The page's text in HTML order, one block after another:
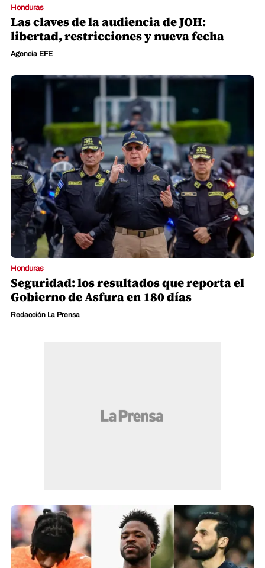
Honduras
Las claves de la audiencia de JOH:
libertad, restricciones y nueva fecha
Agencia EFE
Honduras
Seguridad: los resultados que reporta el
Gobierno de Asfura en 180 días
Redacción La Prensa